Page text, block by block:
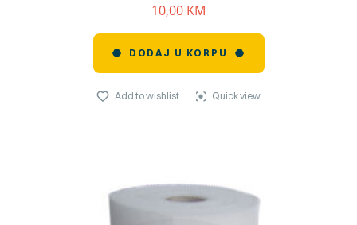
10,00 KM
DODAJ U KORPU
Add to wishlist Quick view